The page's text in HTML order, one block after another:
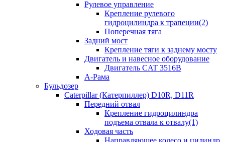
Рулевое управление
Крепление рулевого
гидроцилиндра к трапеции(2)
Поперечная тяга
Задний мост
Крепление тяги к заднему мосту
Двигатель и навесное оборудование
Двигатель CAT 3516B
А-Рама
Бульдозер
Caterpillar (Катерпиллер) D10R, D11R
Передний отвал
Крепление гидроцилиндра
подъема отвала к отвалу(1)
Ходовая часть
Направляющее колесо и цилиндр